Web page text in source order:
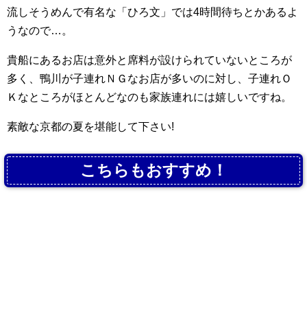
流しそうめんで有名な「ひろ文」では4時間待ちとかあるよ
うなので…。
貴船にあるお店は意外と席料が設けられていないところが
多く、鴨川が子連れＮＧなお店が多いのに対し、子連れＯ
Ｋなところがほとんどなのも家族連れには嬉しいですね。
素敵な京都の夏を堪能して下さい!
こちらもおすすめ！